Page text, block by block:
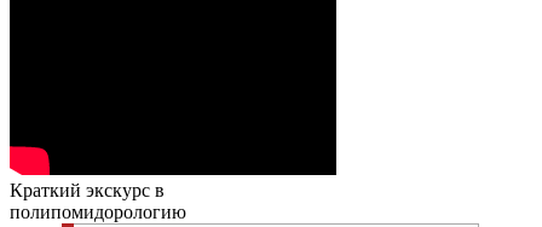
Краткий экскурс в
полипомидорологию